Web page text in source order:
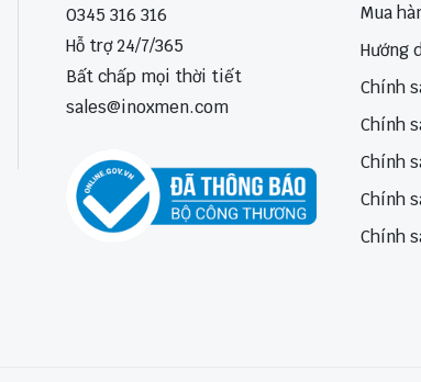
0345 316 316
Hỗ trợ 24/7/365
Bất chấp mọi thời tiết
sales@inoxmen.com
Mua
Hướng
Chính
Chính
Chính
Chính
Chính